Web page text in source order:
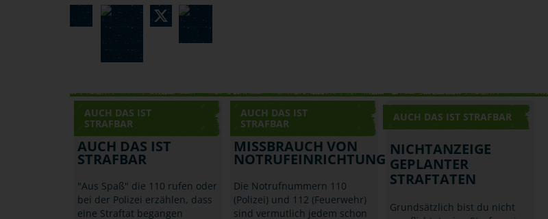
AUCH DAS IST
STRAFBAR
AUCH DAS IST
STRAFBAR
"Aus Spaß" die 110 rufen oder
bei der Polizei erzählen, dass
eine Straftat begangen
AUCH DAS IST
STRAFBAR
MISSBRAUCH VON
NOTRUFEINRICHTUNGEN
Die Notrufnummern 110
(Polizei) und 112 (Feuerwehr)
sind vermutlich jedem schon
AUCH DAS IST STRAFBAR
NICHTANZEIGE
GEPLANTER
STRAFTATEN
Grundsätzlich bist du nicht